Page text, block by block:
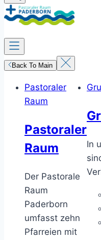
Back To Main
Pastoraler
Raum
Pastoraler
Raum
Der Pastorale
Raum
Paderborn
umfasst zehn
Pfarreien mit
In